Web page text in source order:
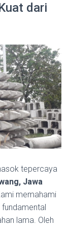
dari
tepercaya
Jawa
memahami
lama. Oleh